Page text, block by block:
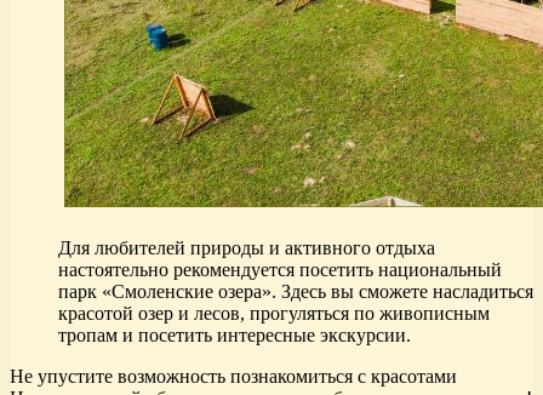
Для любителей природы и активного отдыха
настоятельно рекомендуется посетить национальный
парк «Смоленские озера». Здесь вы сможете насладиться
красотой озер и лесов, прогуляться по живописным
тропам и посетить интересные экскурсии.
Не упустите возможность познакомиться с красотами